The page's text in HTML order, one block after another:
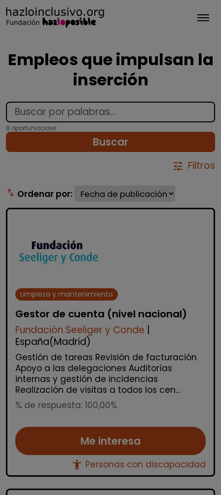
Empleos que impulsan la
inserción
8 oportunidades
Buscar
tune Filtros
swap_vert Ordenar por:
Limpieza y mantenimiento
Gestor de cuenta (nivel nacional)
Fundación Seeliger y Conde
España(Madrid)
Gestión de tareas Revisión de facturación
Apoyo a las delegaciones Auditorías
internas y gestión de incidencias
Realización de visitas a todos los cen...
% de respuesta: 100,00%
Me interesa
accessibility_new Personas con discapacidad